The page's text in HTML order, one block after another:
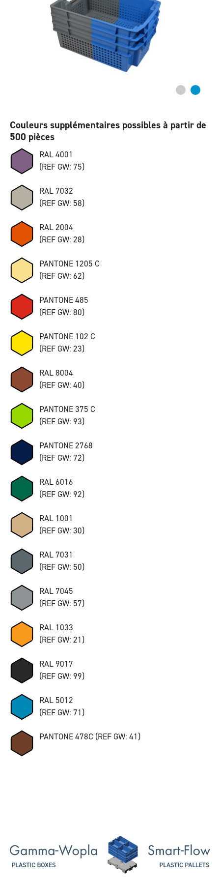
Couleurs supplémentaires possibles à partir de
500 pièces
RAL 4001
(REF GW: 75)
RAL 7032
(REF GW: 58)
RAL 2004
(REF GW: 28)
PANTONE 1205 C
(REF GW: 62)
PANTONE 485
(REF GW: 80)
PANTONE 102 C
(REF GW: 23)
RAL 8004
(REF GW: 40)
PANTONE 375 C
(REF GW: 93)
PANTONE 2768
(REF GW: 72)
RAL 6016
(REF GW: 92)
RAL 1001
(REF GW: 30)
RAL 7031
(REF GW: 50)
RAL 7045
(REF GW: 57)
RAL 1033
(REF GW: 21)
RAL 9017
(REF GW: 99)
RAL 5012
(REF GW: 71)
PANTONE 478C (REF GW: 41)